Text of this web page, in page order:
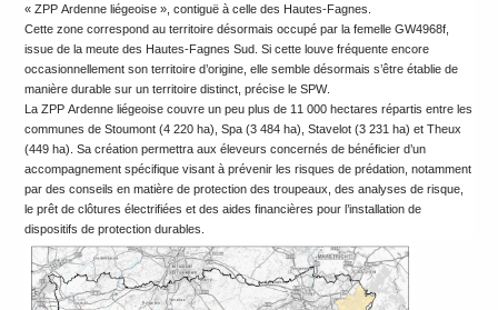
« ZPP Ardenne liégeoise », contiguë à celle des Hautes-Fagnes.
Cette zone correspond au territoire désormais occupé par la femelle GW4968f,
issue de la meute des Hautes-Fagnes Sud. Si cette louve fréquente encore
occasionnellement son territoire d’origine, elle semble désormais s’être établie de
manière durable sur un territoire distinct, précise le SPW.
La ZPP Ardenne liégeoise couvre un peu plus de 11 000 hectares répartis entre les
communes de Stoumont (4 220 ha), Spa (3 484 ha), Stavelot (3 231 ha) et Theux
(449 ha). Sa création permettra aux éleveurs concernés de bénéficier d’un
accompagnement spécifique visant à prévenir les risques de prédation, notamment
par des conseils en matière de protection des troupeaux, des analyses de risque,
le prêt de clôtures électrifiées et des aides financières pour l’installation de
dispositifs de protection durables.